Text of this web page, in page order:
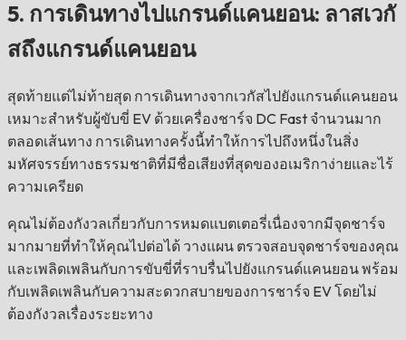
5. การเดินทางไปแกรนด์แคนยอน: ลาสเวกั
สถึงแกรนด์แคนยอน
สุดท้ายแต่ไม่ท้ายสุด การเดินทางจากเวกัสไปยังแกรนด์แคนยอน
เหมาะสำหรับผู้ขับขี่ EV ด้วยเครื่องชาร์จ DC Fast จำนวนมาก
ตลอดเส้นทาง การเดินทางครั้งนี้ทำให้การไปถึงหนึ่งในสิ่ง
มหัศจรรย์ทางธรรมชาติที่มีชื่อเสียงที่สุดของอเมริกาง่ายและไร้
ความเครียด
คุณไม่ต้องกังวลเกี่ยวกับการหมดแบตเตอรี่เนื่องจากมีจุดชาร์จ
มากมายที่ทำให้คุณไปต่อได้ วางแผน ตรวจสอบจุดชาร์จของคุณ
และเพลิดเพลินกับการขับขี่ที่ราบรื่นไปยังแกรนด์แคนยอน พร้อม
กับเพลิดเพลินกับความสะดวกสบายของการชาร์จ EV โดยไม่
ต้องกังวลเรื่องระยะทาง